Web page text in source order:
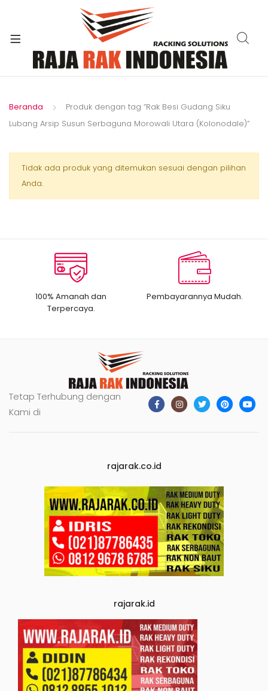
Beranda
Produk dengan tag “Rak Besi Gudang Siku
Lubang Arsip Susun Serbaguna Morowali Utara (Kolonodale)”
Tidak ada produk yang ditemukan sesuai dengan pilihan
Anda.
100% Amanah dan
Terpercaya.
Pembayarannya Mudah.
Tetap Terhubung dengan
Kami di
rajarak.co.id
rajarak.id